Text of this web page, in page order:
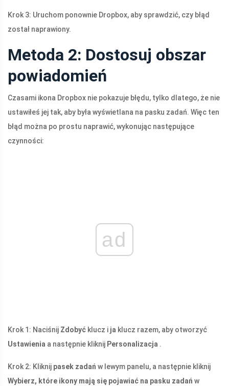
Krok 3: Uruchom ponownie Dropbox, aby sprawdzić, czy błąd
został naprawiony.
Metoda 2: Dostosuj obszar
powiadomień
Czasami ikona Dropbox nie pokazuje błędu, tylko dlatego, że nie
ustawiłeś jej tak, aby była wyświetlana na pasku zadań. Więc ten
błąd można po prostu naprawić, wykonując następujące
czynności:
ad
Krok 1: Naciśnij Zdobyć klucz i ja klucz razem, aby otworzyć
Ustawienia a następnie kliknij Personalizacja .
Krok 2: Kliknij pasek zadań w lewym panelu, a następnie kliknij
Wybierz, które ikony mają się pojawiać na pasku zadań w